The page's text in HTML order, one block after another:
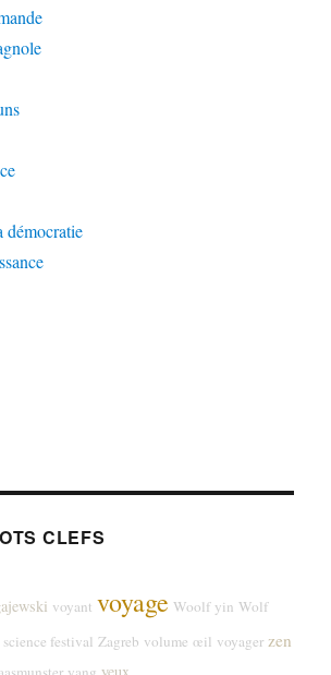
démocratie
CLEFS
voyant voyage Woolf yin Wolf
festival Zagreb volume œil voyager zen